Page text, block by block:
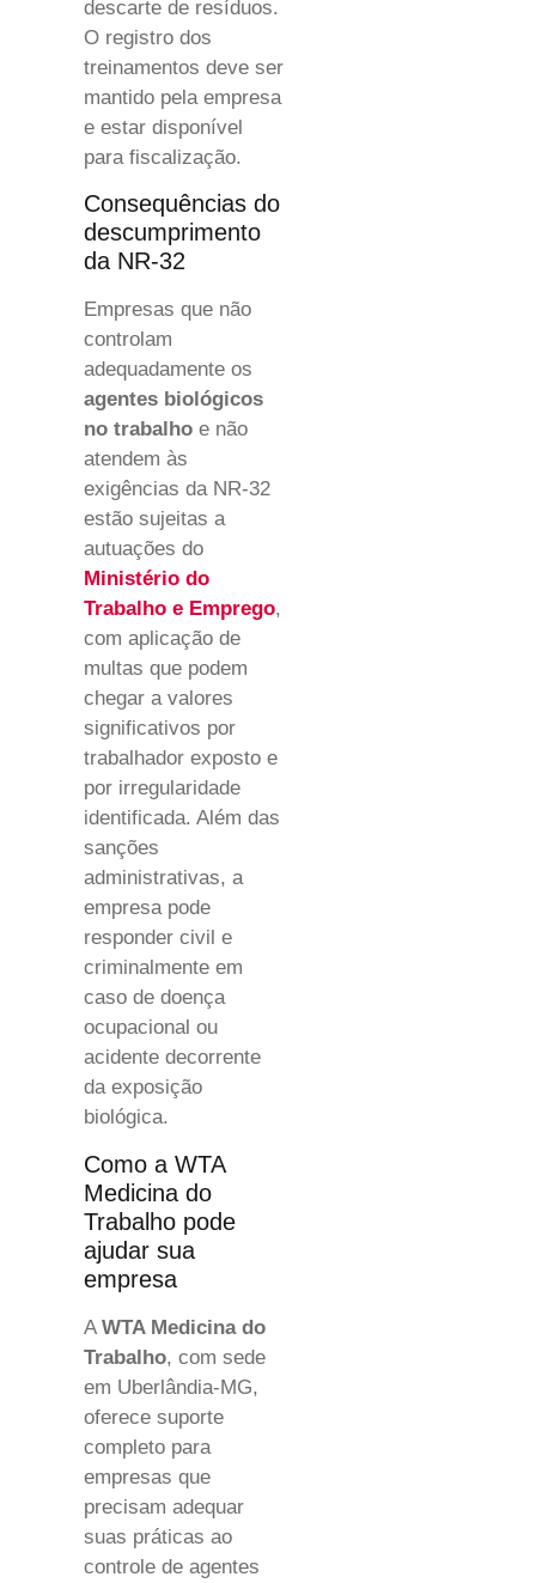
descarte de resíduos.
O registro dos
treinamentos deve ser
mantido pela empresa
e estar disponível
para fiscalização.
Consequências do
descumprimento
da NR-32
Empresas que não
controlam
adequadamente os
agentes biológicos
no trabalho e não
atendem às
exigências da NR-32
estão sujeitas a
autuações do
Ministério do
Trabalho e Emprego,
com aplicação de
multas que podem
chegar a valores
significativos por
trabalhador exposto e
por irregularidade
identificada. Além das
sanções
administrativas, a
empresa pode
responder civil e
criminalmente em
caso de doença
ocupacional ou
acidente decorrente
da exposição
biológica.
Como a WTA
Medicina do
Trabalho pode
ajudar sua
empresa
A WTA Medicina do
Trabalho, com sede
em Uberlândia-MG,
oferece suporte
completo para
empresas que
precisam adequar
suas práticas ao
controle de agentes